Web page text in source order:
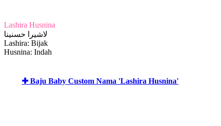
Lashira Husnina
لاشيرا حسنينا
Lashira: Bijak
Husnina: Indah
✚ Baju Baby Custom Nama 'Lashira Husnina'